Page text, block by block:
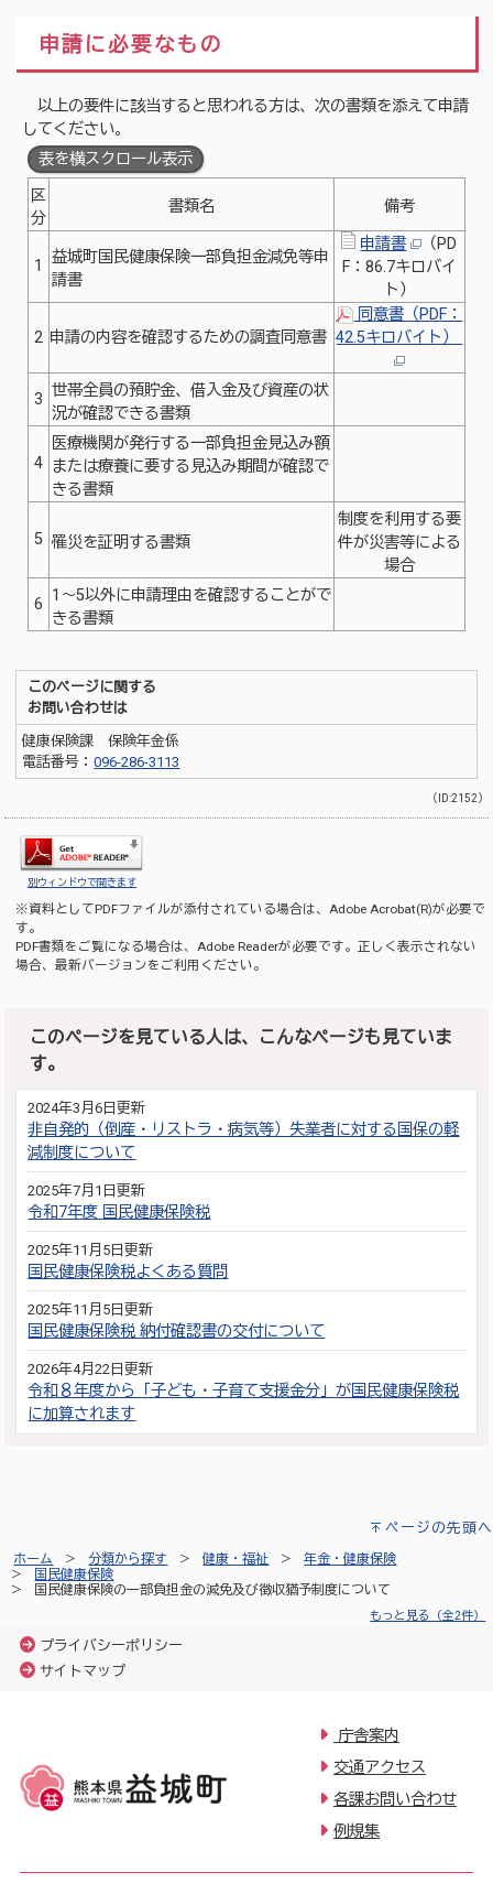
申請に必要なもの
以上の要件に該当すると思われる方は、次の書類を添えて申請
してください。
表を横スクロール表示
区
分
書類名 備考
1
益城町国民健康保険一部負担金減免等申
請書
申請書
（PD
F：86.7キロバイ
ト）
2 申請の内容を確認するための調査同意書
同意書（PDF：
42.5キロバイト）
3 世帯全員の預貯金、借入金及び資産の状
況が確認できる書類
4
医療機関が発行する一部負担金見込み額
または療養に要する見込み期間が確認で
きる書類
5 罹災を証明する書類
制度を利用する要
件が災害等による
場合
6 1～5以外に申請理由を確認することがで
きる書類
このページに関する
お問い合わせは
健康保険課 保険年金係
電話番号：096-286-3113
（ID:2152）
別ウィンドウで開きます
※資料としてPDFファイルが添付されている場合は、Adobe Acrobat(R)が必要で
す。
PDF書類をご覧になる場合は、Adobe Readerが必要です。正しく表示されない
場合、最新バージョンをご利用ください。
このページを見ている人は、こんなページも見ていま
す。
2024年3月6日更新
非自発的（倒産・リストラ・病気等）失業者に対する国保の軽
減制度について
2025年7月1日更新
令和7年度 国民健康保険税
2025年11月5日更新
国民健康保険税よくある質問
2025年11月5日更新
国民健康保険税 納付確認書の交付について
2026年4月22日更新
令和８年度から「子ども・子育て支援金分」が国民健康保険税
に加算されます
ページの先頭へ
ホーム 分類から探す 健康・福祉
年金・健康保険
国民健康保険
国民健康保険の一部負担金の減免及び徴収猶予制度について
もっと見る（全2件）
プライバシーポリシー
サイトマップ
庁舎案内
交通アクセス
各課お問い合わせ
例規集